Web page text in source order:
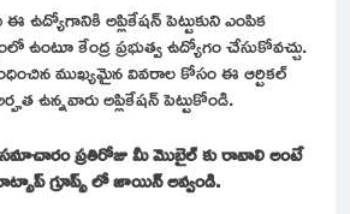
ఉద్యోగానికి అప్లికేషన్ పెట్టుకుని ఎంపిక
ఉంటూ కేంద్ర ప్రభుత్వ ఉద్యోగం చేసుకోవచ్చు.
ముఖ్యమైన వివరాల కోసం ఈ ఆర్టికల్
ఉన్నవారు అప్లికేషన్ పెట్టుకోండి.
ప్రతిరోజు మీ మొబైల్ కు రావాలి అంటే
గ్రూప్స్ లో జాయిన్ అవ్వండి.